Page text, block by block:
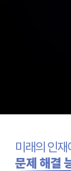
미래의 인재
문제 해결